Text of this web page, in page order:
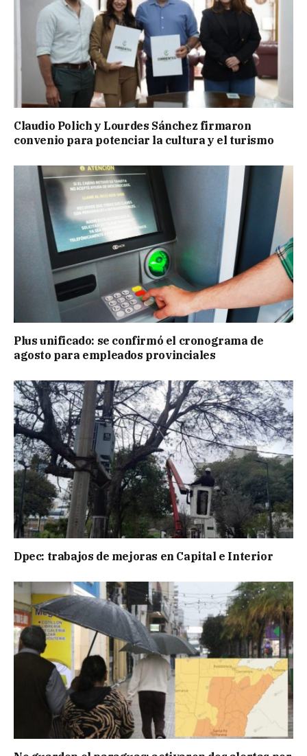
Claudio Polich y Lourdes Sánchez firmaron
convenio para potenciar la cultura y el turismo
Plus unificado: se confirmó el cronograma de
agosto para empleados provinciales
Dpec: trabajos de mejoras en Capital e Interior